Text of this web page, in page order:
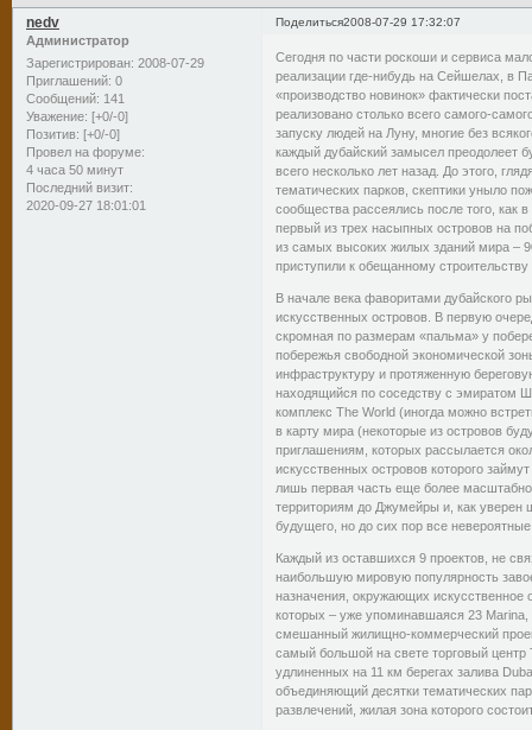
Поделиться2008-07-29 17:32:07
nedv
Администратор
Зарегистрирован: 2008-07-29
Приглашений: 0
Сообщений: 141
Уважение: [+0/-0]
Позитив: [+0/-0]
Провел на форуме:
4 часа 50 минут
Последний визит:
2020-09-27 18:01:01
Сегодня по части роскоши и сервиса
реализации где-нибудь на Сейшелах, в
«производство новинок» фактически
реализовано столько всего самого-
запуску людей на Луну, многие без
каждый дубайский замысел преодолеет
всего несколько лет назад. До этого,
тематических парков, скептики уныло
сообщества рассеялись после того, как
первый из трех насыпных островов на
из самых высоких жилых зданий мира –
приступили к обещанному
В начале века фаворитами дубайского
искусственных островов. В первую
скромная по размерам «пальма» у
побережья свободной экономической
инфраструктуру и протяженную
находящийся по соседству с эмиратом
комплекс The World (иногда можно
в карту мира (некоторые из островов
приглашениям, которых рассылается
искусственных островов которого
лишь первая часть еще более
территориям до Джумейры и, как уверен
будущего, но до сих пор все
Каждый из оставшихся 9 проектов, не
наибольшую мировую популярность
назначения, окружающих искусственное
которых – уже упоминавшаяся 23
смешанный жилищно-коммерческий
самый большой на свете торговый центр
удлиненных на 11 км берегах залива
объединяющий десятки тематических
развлечений, жилая зона которого